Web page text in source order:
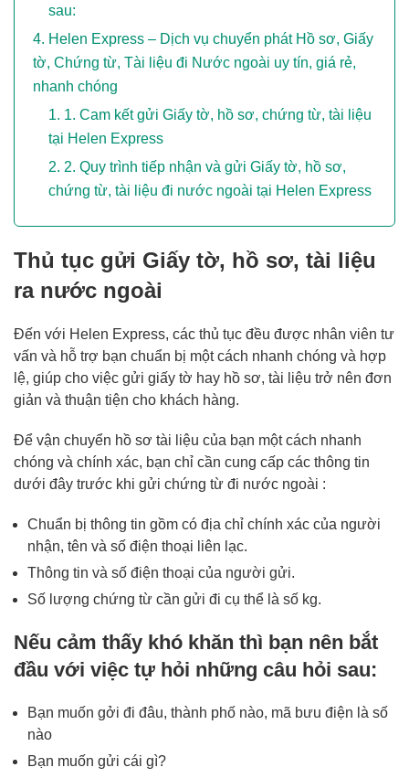
sau:
Helen Express – Dịch vụ chuyển phát Hồ sơ, Giấy
tờ, Chứng từ, Tài liệu đi Nước ngoài uy tín, giá rẻ,
nhanh chóng
1. Cam kết gửi Giấy tờ, hồ sơ, chứng từ, tài liệu
tại Helen Express
2. Quy trình tiếp nhận và gửi Giấy tờ, hồ sơ,
chứng từ, tài liệu đi nước ngoài tại Helen Express
Thủ tục gửi Giấy tờ, hồ sơ, tài liệu
ra nước ngoài
Đến với Helen Express, các thủ tục đều được nhân viên tư
vấn và hỗ trợ bạn chuẩn bị một cách nhanh chóng và hợp
lệ, giúp cho việc gửi giấy tờ hay hồ sơ, tài liệu trở nên đơn
giản và thuận tiện cho khách hàng.
Để vận chuyển hồ sơ tài liệu của bạn một cách nhanh
chóng và chính xác, bạn chỉ cần cung cấp các thông tin
dưới đây trước khi gửi chứng từ đi nước ngoài :
Chuẩn bị thông tin gồm có địa chỉ chính xác của người
nhận, tên và số điện thoại liên lạc.
Thông tin và số điện thoại của người gửi.
Số lượng chứng từ cần gửi đi cụ thể là số kg.
Nếu cảm thấy khó khăn thì bạn nên bắt
đầu với việc tự hỏi những câu hỏi sau:
Bạn muốn gởi đi đâu, thành phố nào, mã bưu điện là số
nào
Bạn muốn gửi cái gì?